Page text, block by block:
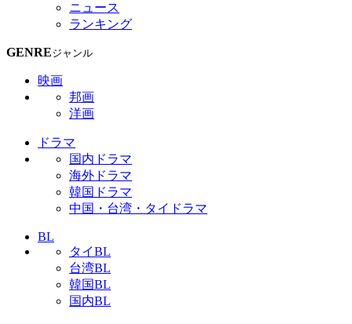
ニュース
ランキング
GENREジャンル
映画
邦画
洋画
ドラマ
国内ドラマ
海外ドラマ
韓国ドラマ
中国・台湾・タイドラマ
BL
タイBL
台湾BL
韓国BL
国内BL